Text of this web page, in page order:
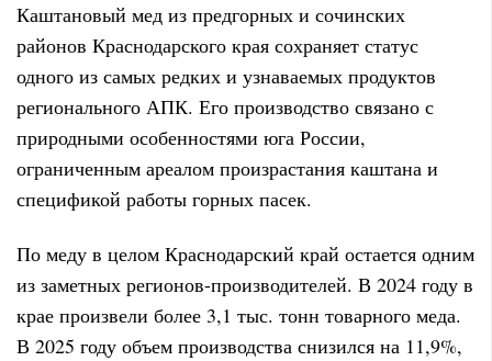
Каштановый мед из предгорных и сочинских
районов Краснодарского края сохраняет статус
одного из самых редких и узнаваемых продуктов
регионального АПК. Его производство связано с
природными особенностями юга России,
ограниченным ареалом произрастания каштана и
спецификой работы горных пасек.
По меду в целом Краснодарский край остается одним
из заметных регионов-производителей. В 2024 году в
крае произвели более 3,1 тыс. тонн товарного меда.
В 2025 году объем производства снизился на 11,9%,